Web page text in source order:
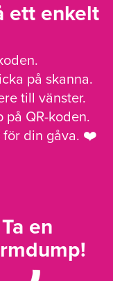
ett enkelt
på skanna.
till vänster.
på QR-koden.
för din gåva. ❤️
Ta en